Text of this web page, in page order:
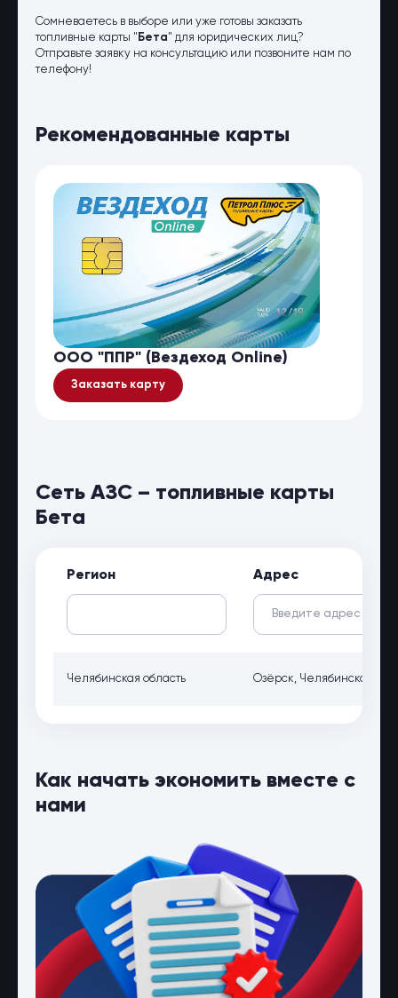
Сомневаетесь в выборе или уже готовы заказать
топливные карты " Бета" для юридических лиц?
Отправьте заявку на консультацию или позвоните нам по
телефону!
Рекомендованные карты
ООО "ППР" (Вездеход Online)
Заказать карту
Сеть АЗС – топливные карты
Бета
Регион Адрес
Челябинская область Озёрск, Челябинская
Как начать экономить вместе с
нами